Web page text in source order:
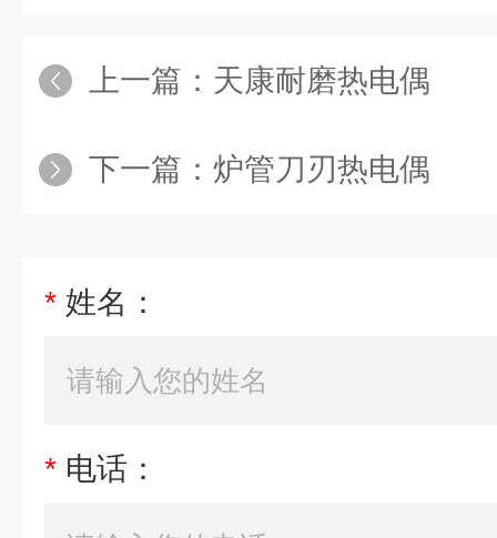
上一篇： 天康耐磨热电偶
下一篇： 炉管刀刃热电偶
* 姓名：
* 电话：